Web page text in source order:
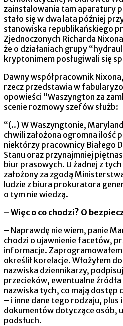
zainstalowania tam aparatury
stało się w dwa lata później
stanowiska republikańskiego
Zjednoczonych Richarda
że o działaniach grupy
kryptonimem posługiwali się
Dawny współpracownik
rzecz przedstawia w
opowieści “Waszyngton za
scenie rozmowy szefów służb:
“(..) W Waszyngtonie,
chwili założona ogromna ilość
niektórzy pracownicy Białego
Stanu oraz przynajmniej
biur prasowych. U żadnej z
założony za zgodą
ludzie z biura prokuratora
o tym nie wiedzą.
– Więc o co chodzi? O
– Naprawdę nie wiem, panie
chodzi o ujawnienie facetów,
informacje.
określił korelacje. Włożyłem
nazwiska dziennikarzy,
przecieków, ewentualne
nazwiska tych, co mają dostęp
– i inne dane tego rodzaju, plus
dokumentów dotyczące osób,
podsłuch.